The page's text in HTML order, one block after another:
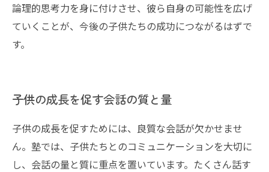
論理的思考力を身に付けさせ、彼ら自身の可能性を広げ
ていくことが、今後の子供たちの成功につながるはずで
す。
子供の成長を促す会話の質と量
子供の成長を促すためには、良質な会話が欠かせませ
ん。塾では、子供たちとのコミュニケーションを大切に
し、会話の量と質に重点を置いています。たくさん話す